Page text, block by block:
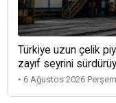
Türkiye uzun çelik
zayıf seyrini
• 6 Ağustos 2026